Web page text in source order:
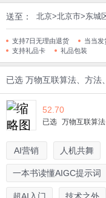
送至： 北京>北京市>东城
支持7日无理由退货 当当发
支持礼品卡
礼品包装
已选 万物互联算法、方法
52.70
已选 万物互联算
AI营销 人机共舞
一本书读懂AIGC提示词
超AI入门 技术之外